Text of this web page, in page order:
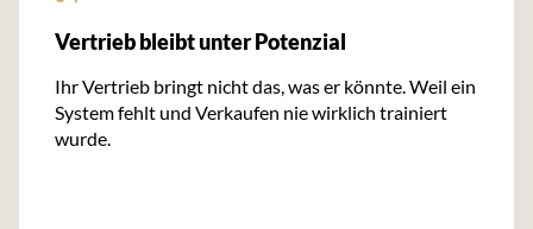
Vertrieb bleibt unter Potenzial
Ihr Vertrieb bringt nicht das, was er könnte. Weil ein
System fehlt und Verkaufen nie wirklich trainiert
wurde.